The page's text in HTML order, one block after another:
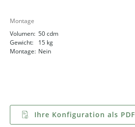
Montage
Volumen: 50 cdm
Gewicht:
15 kg
Montage: Nein
Ihre Konfiguration als PDF